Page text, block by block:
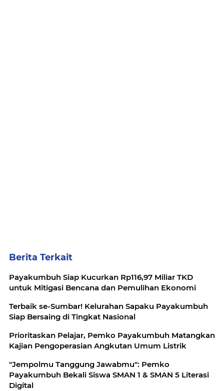
Berita Terkait
Payakumbuh Siap Kucurkan Rp116,97 Miliar TKD
untuk Mitigasi Bencana dan Pemulihan Ekonomi
Terbaik se-Sumbar! Kelurahan Sapaku Payakumbuh
Siap Bersaing di Tingkat Nasional
Prioritaskan Pelajar, Pemko Payakumbuh Matangkan
Kajian Pengoperasian Angkutan Umum Listrik
"Jempolmu Tanggung Jawabmu": Pemko
Payakumbuh Bekali Siswa SMAN 1 & SMAN 5 Literasi
Digital